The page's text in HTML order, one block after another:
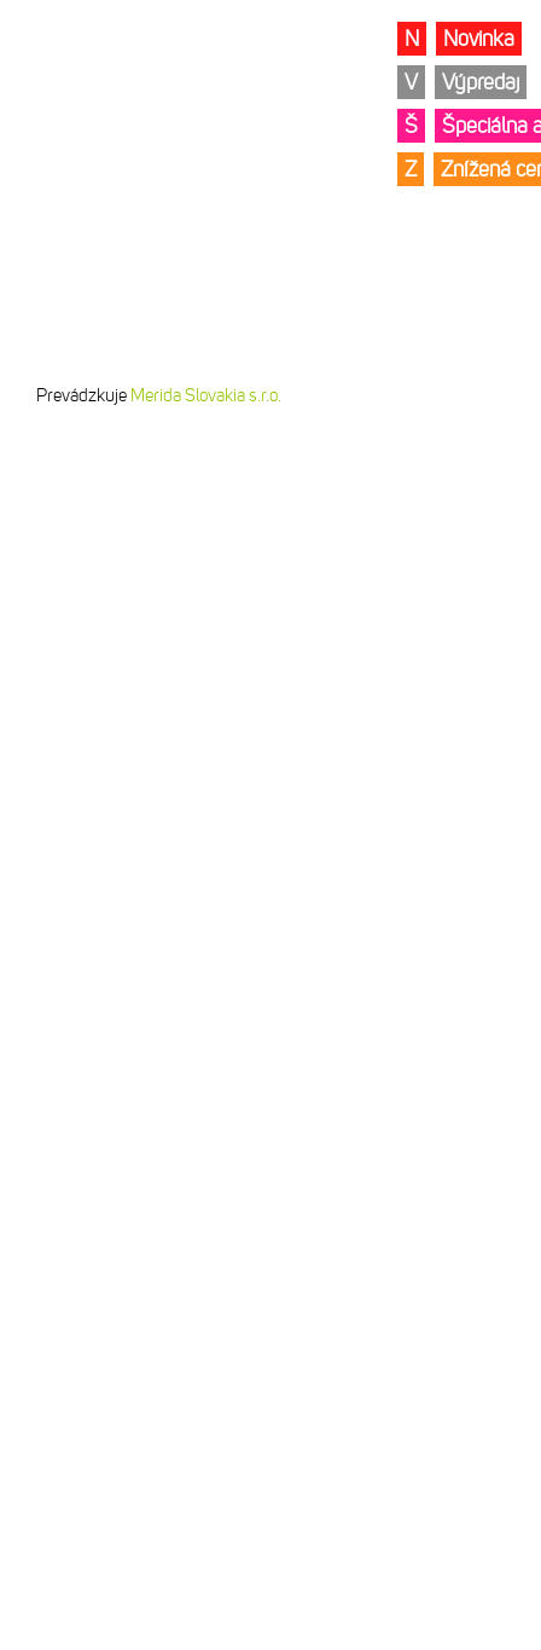
N
Novinka
V
Výpredaj
Š
Špeciálna
Z
Znížená
Prevádzkuje Merida Slovakia s.r.o.